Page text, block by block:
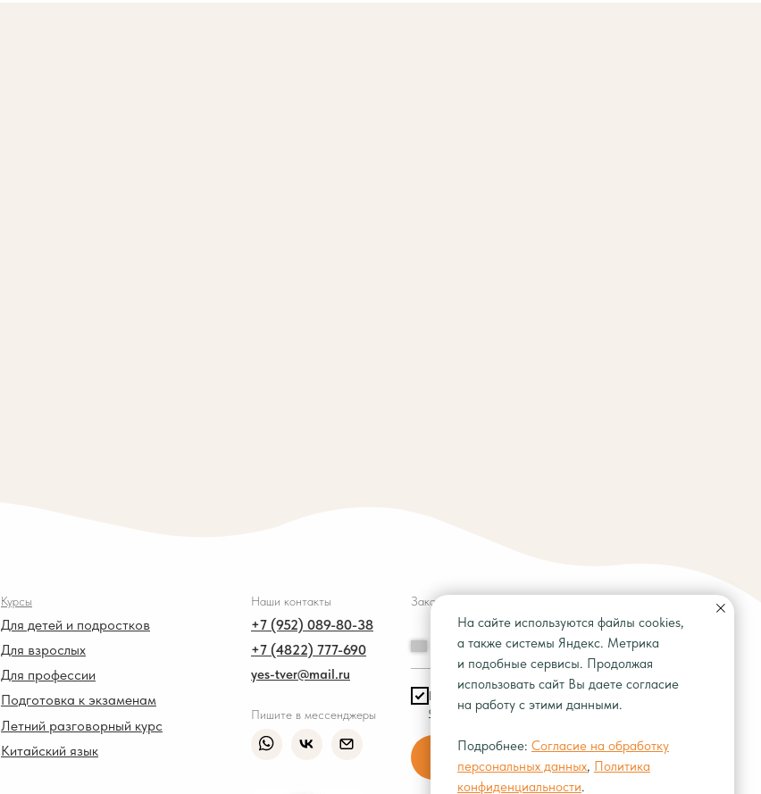
Курсы
Для детей и подростков
Для взрослых
Для профессии
Подготовка к экзаменам
Летний разговорный курс
Наши контакты
+7 (952) 089-80-38
+7 (4822) 777-690
yes-tver@mail.ru
Пишите в мессенджеры
Заказать звонок
+7
Вы соглашаетесь с
обработки персональных данных
Перезвоните мне
Китайский язык
На сайте используются файлы cookies,
а также системы Яндекс. Метрика
и подобные сервисы. Продолжая
использовать сайт Вы даете согласие
на работу с этими данными.
Подробнее: Согласие на обработку
персональных данных, Политика
конфиденциальности.